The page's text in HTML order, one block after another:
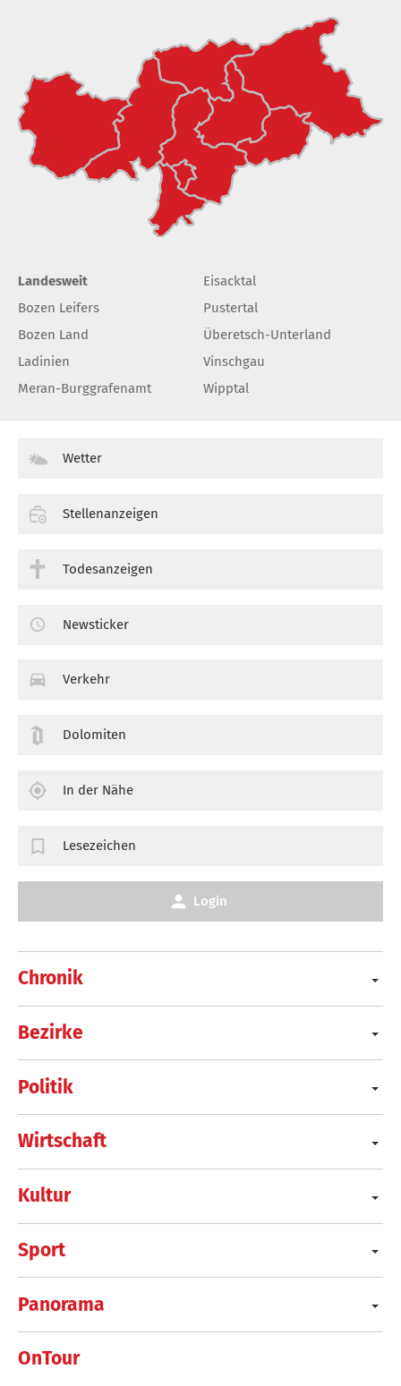
Landesweit
Bozen Leifers
Bozen Land
Ladinien
Meran-Burggrafenamt
Eisacktal
Pustertal
Überetsch-Unterland
Vinschgau
Wipptal
Chronik
Bezirke
Politik
Wirtschaft
Kultur
Sport
Panorama
OnTour
Wetter
Stellenanzeigen
Todesanzeigen
Newsticker
Verkehr
Dolomiten
In der Nähe
Lesezeichen
Login